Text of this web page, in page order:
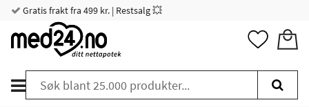
Gratis frakt fra 499 kr. | Restsalg 💥